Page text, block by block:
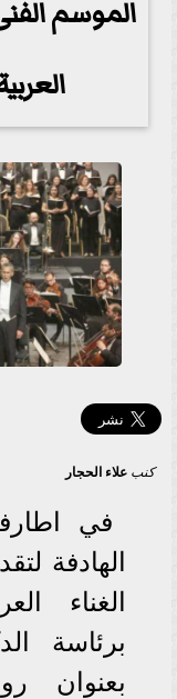
الموسم
كنب علاء الحجار
في
الهادفة
الغناء
برئاسة
بعنوان